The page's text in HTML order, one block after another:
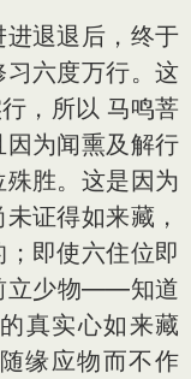
退退后，终于
六度万行。这
，所以 马鸣菩
为闻熏及解行
胜。这是因为
证得如来藏，
即使六住位即
立少物——知道
真实心如来藏
缘应物而不作